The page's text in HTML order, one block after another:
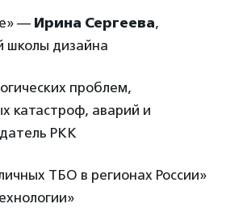
— Ирина Сергеева,
школы дизайна
проблем,
катастроф, аварий и
РКК
ТБО в регионах России»